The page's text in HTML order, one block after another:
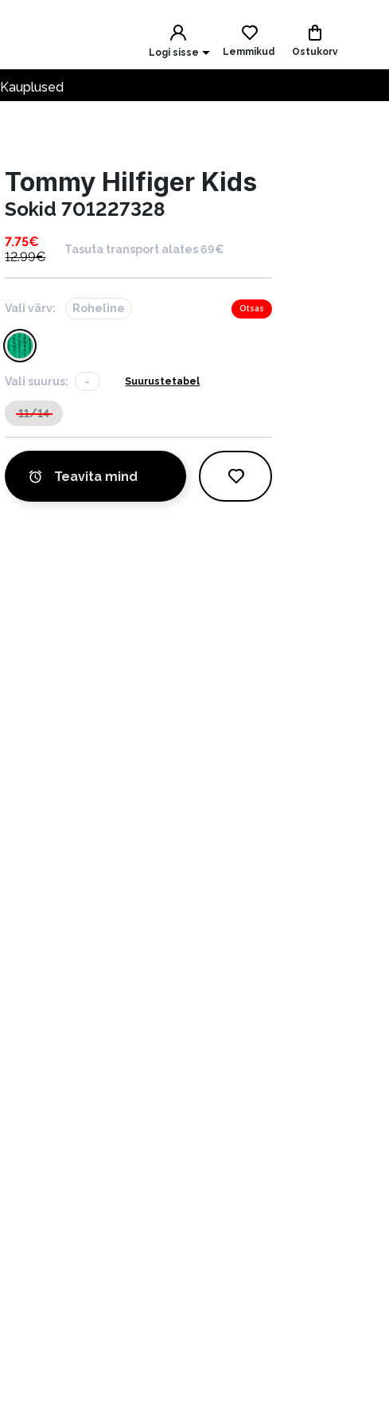
Logi sisse Lemmikud Ostukorv
Kauplused
Tommy Hilfiger Kids
Sokid 701227328
7.75€
12.99€
Tasuta transport alates 69€
Vali värv: Roheline Otsas
Vali suurus: - Suurustetabel
11/14
Teavita mind